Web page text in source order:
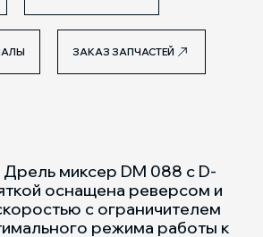
ЗАКАЗ ЗАПЧАСТЕЙ
миксер DM 088 с D-
оснащена реверсом и
с ограничителем
режима работы к